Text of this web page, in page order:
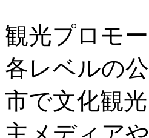
観光プロモ
各レベルの
市で文化観